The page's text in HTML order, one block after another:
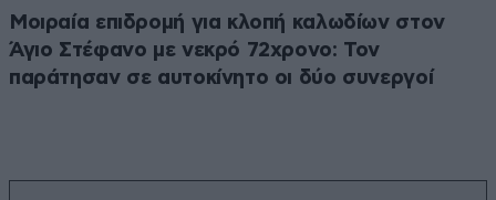
Μοιραία επιδρομή για κλοπή καλωδίων στον
Άγιο Στέφανο με νεκρό 72χρονο: Τον
παράτησαν σε αυτοκίνητο οι δύο συνεργοί